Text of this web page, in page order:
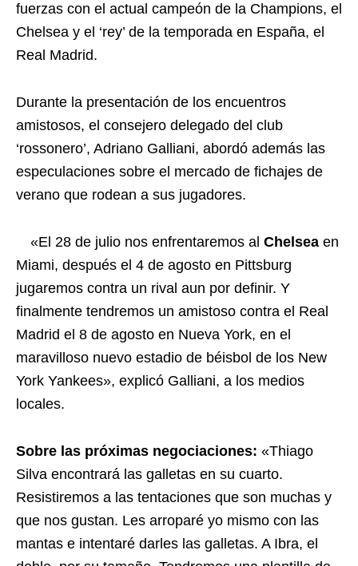
fuerzas con el actual campeón de la Champions, el
Chelsea y el ‘rey’ de la temporada en España, el
Real Madrid.
Durante la presentación de los encuentros
amistosos, el consejero delegado del club
‘rossonero’, Adriano Galliani, abordó además las
especulaciones sobre el mercado de fichajes de
verano que rodean a sus jugadores.
«El 28 de julio nos enfrentaremos al Chelsea en
Miami, después el 4 de agosto en Pittsburg
jugaremos contra un rival aun por definir. Y
finalmente tendremos un amistoso contra el Real
Madrid el 8 de agosto en Nueva York, en el
maravilloso nuevo estadio de béisbol de los New
York Yankees», explicó Galliani, a los medios
locales.
Sobre las próximas negociaciones: «Thiago
Silva encontrará las galletas en su cuarto.
Resistiremos a las tentaciones que son muchas y
que nos gustan. Les arroparé yo mismo con las
mantas e intentaré darles las galletas. A Ibra, el